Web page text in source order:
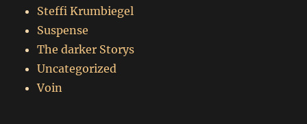
Steffi Krumbiegel
Suspense
The darker Storys
Uncategorized
Voin